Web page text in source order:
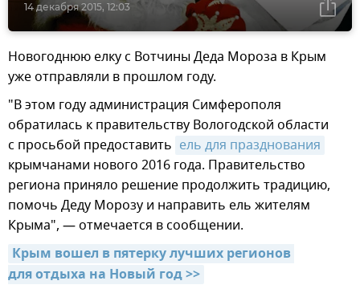
14 декабря 2015, 12:03
Новогоднюю елку с Вотчины Деда Мороза в Крым
уже отправляли в прошлом году.
"В этом году администрация Симферополя
обратилась к правительству Вологодской области
с просьбой предоставить ель для празднования
крымчанами нового 2016 года. Правительство
региона приняло решение продолжить традицию,
помочь Деду Морозу и направить ель жителям
Крыма", — отмечается в сообщении.
Крым вошел в пятерку лучших регионов
для отдыха на Новый год >>